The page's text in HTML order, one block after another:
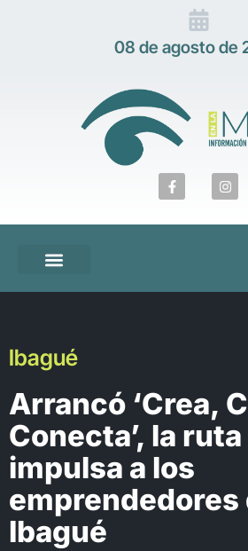
08 de agosto de
Ibagué
Arrancó ‘Crea,
Conecta’, la
impulsa a los
emprendedores
Ibagué